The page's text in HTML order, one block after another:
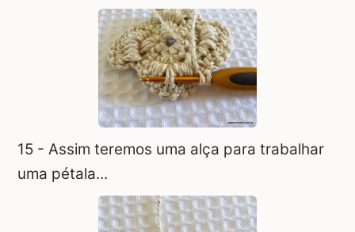
15 - Assim teremos uma alça para trabalhar
uma pétala...